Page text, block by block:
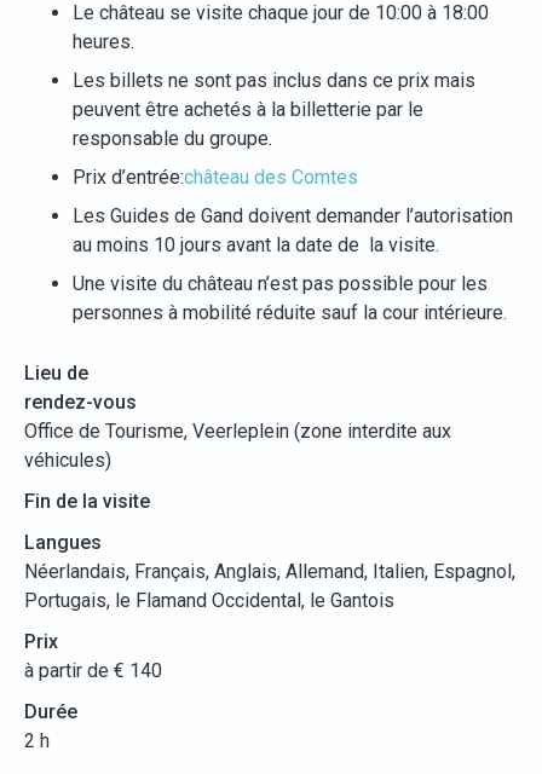
Le château se visite chaque jour de 10:00 à 18:00
heures.
Les billets ne sont pas inclus dans ce prix mais
peuvent être achetés à la billetterie par le
responsable du groupe.
Prix d’entrée:château des Comtes
Les Guides de Gand doivent demander l’autorisation
au moins 10 jours avant la date de la visite.
Une visite du château n’est pas possible pour les
personnes à mobilité réduite sauf la cour intérieure.
Lieu de
rendez-vous
Office de Tourisme, Veerleplein (zone interdite aux
véhicules)
Fin de la visite
Langues
Néerlandais, Français, Anglais, Allemand, Italien, Espagnol,
Portugais, le Flamand Occidental, le Gantois
Prix
à partir de € 140
Durée
2 h